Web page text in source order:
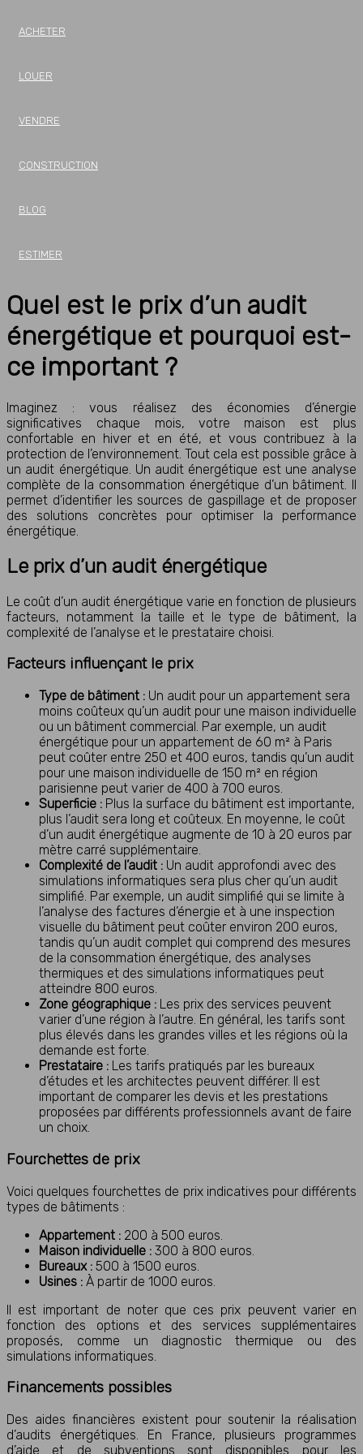
ACHETER
LOUER
VENDRE
CONSTRUCTION
BLOG
ESTIMER
Quel est le prix d’un audit
énergétique et pourquoi est-
ce important ?
Imaginez : vous réalisez des économies d’énergie
significatives chaque mois, votre maison est plus
confortable en hiver et en été, et vous contribuez à la
protection de l’environnement. Tout cela est possible grâce à
un audit énergétique. Un audit énergétique est une analyse
complète de la consommation énergétique d’un bâtiment. Il
permet d’identifier les sources de gaspillage et de proposer
des solutions concrètes pour optimiser la performance
énergétique.
Le prix d’un audit énergétique
Le coût d’un audit énergétique varie en fonction de plusieurs
facteurs, notamment la taille et le type de bâtiment, la
complexité de l’analyse et le prestataire choisi.
Facteurs influençant le prix
Type de bâtiment : Un audit pour un appartement sera
moins coûteux qu’un audit pour une maison individuelle
ou un bâtiment commercial. Par exemple, un audit
énergétique pour un appartement de 60 m² à Paris
peut coûter entre 250 et 400 euros, tandis qu’un audit
pour une maison individuelle de 150 m² en région
parisienne peut varier de 400 à 700 euros.
Superficie : Plus la surface du bâtiment est importante,
plus l’audit sera long et coûteux. En moyenne, le coût
d’un audit énergétique augmente de 10 à 20 euros par
mètre carré supplémentaire.
Complexité de l’audit : Un audit approfondi avec des
simulations informatiques sera plus cher qu’un audit
simplifié. Par exemple, un audit simplifié qui se limite à
l’analyse des factures d’énergie et à une inspection
visuelle du bâtiment peut coûter environ 200 euros,
tandis qu’un audit complet qui comprend des mesures
de la consommation énergétique, des analyses
thermiques et des simulations informatiques peut
atteindre 800 euros.
Zone géographique : Les prix des services peuvent
varier d’une région à l’autre. En général, les tarifs sont
plus élevés dans les grandes villes et les régions où la
demande est forte.
Prestataire : Les tarifs pratiqués par les bureaux
d’études et les architectes peuvent différer. Il est
important de comparer les devis et les prestations
proposées par différents professionnels avant de faire
un choix.
Fourchettes de prix
Voici quelques fourchettes de prix indicatives pour différents
types de bâtiments :
Appartement : 200 à 500 euros.
Maison individuelle : 300 à 800 euros.
Bureaux : 500 à 1500 euros.
Usines : À partir de 1000 euros.
Il est important de noter que ces prix peuvent varier en
fonction des options et des services supplémentaires
proposés, comme un diagnostic thermique ou des
simulations informatiques.
Financements possibles
Des aides financières existent pour soutenir la réalisation
d’audits énergétiques. En France, plusieurs programmes
d’aide et de subventions sont disponibles pour les